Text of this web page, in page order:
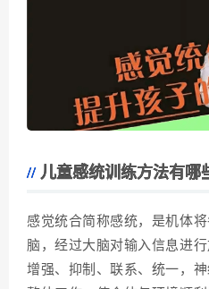
儿童感统训练方法有哪
感觉统合简称感统，是机体
脑，经过大脑对输入信息进
增强、抑制、联系、统一，